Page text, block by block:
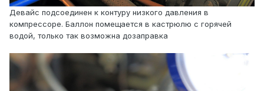
Девайс подсоединен к контуру низкого давления в
компрессоре. Баллон помещается в кастрюлю с горячей
водой, только так возможна дозаправка